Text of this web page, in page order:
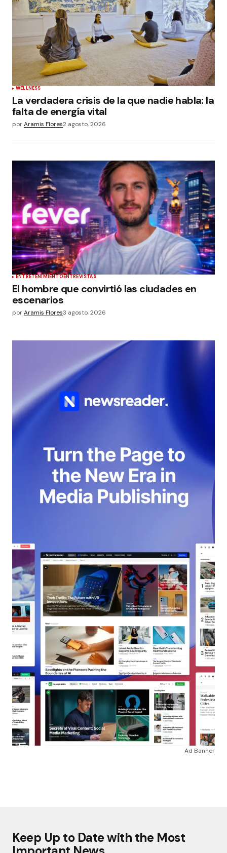
WELLNESS
La verdadera crisis de la que nadie habla: la
falta de energía vital
porAramis Flores2 agosto, 2026
ENTRETENIMIENTOENTREVISTAS
El hombre que convirtió las ciudades en
escenarios
porAramis Flores3 agosto, 2026
Ad Banner
Keep Up to Date with the Most